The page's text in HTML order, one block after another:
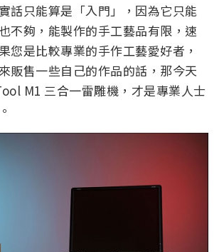
話只能算是「入門」，因為它只能
不夠，能製作的手工藝品有限，速
您是比較專業的手作工藝愛好者，
販售一些自己的作品的話，那今天
M1 三合一雷雕機，才是專業人士